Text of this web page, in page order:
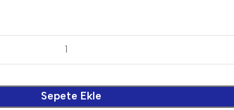
Sepete Ekle